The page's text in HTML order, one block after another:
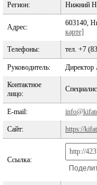
Регион: Нижний
Адрес: 603140,
карте]
Телефоны: тел. +7
Руководитель: Директор
Контактное
лицо:
E-mail:
Сайт: https://
Ссылка: